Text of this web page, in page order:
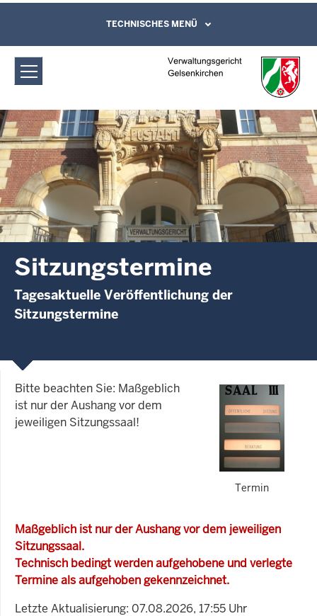
Verwaltungsgericht Gelsenkirchen:
Sitzungstermine
Direkt zum Inhalt
Leichte Sprache, Gebärdensprachenvideo
und Kontaktformular
TECHNISCHES MENÜ
Sitzungstermine
Tagesaktuelle Veröffentlichung der
Sitzungstermine
Termin
Bitte beachten Sie: Maßgeblich
ist nur der Aushang vor dem
jeweiligen Sitzungssaal!
Maßgeblich ist nur der Aushang vor dem jeweiligen
Sitzungssaal.
Technisch bedingt werden aufgehobene und verlegte
Termine als aufgehoben gekennzeichnet.
Letzte Aktualisierung: 07.08.2026, 17:55 Uhr